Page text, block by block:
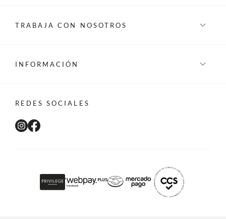
TRABAJA CON NOSOTROS
INFORMACIÓN
REDES SOCIALES